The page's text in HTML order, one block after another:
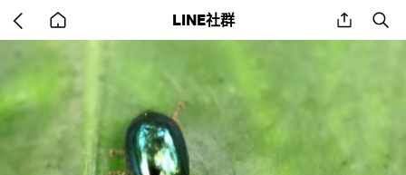
back
to
LINE社群 share